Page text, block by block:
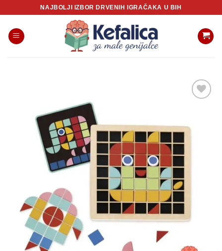
content
NAJBOLJI IZBOR DRVENIH IGRAČAKA U BIH